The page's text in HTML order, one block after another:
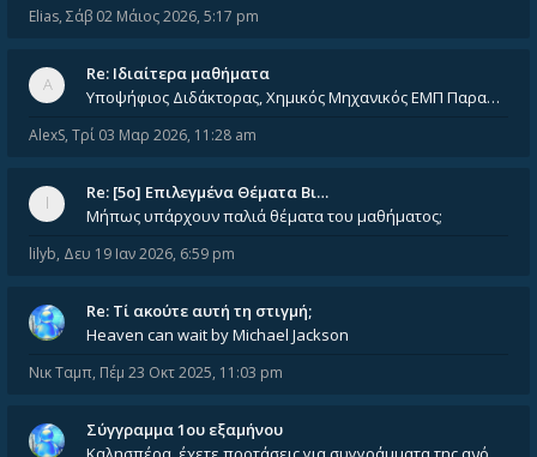
Elias, Σάβ 02 Μάιος 2026, 5:17 pm
Re: Ιδιαίτερα μαθήματα
Υποψήφιος Διδάκτορας, Χημικός Μηχανικός ΕΜΠ Παραδίδω ιδιαίτερα μαθήματα μέσης και ανώτατης εκπαίδευσης σε θετικές και τε
AlexS, Τρί 03 Μαρ 2026, 11:28 am
Re: [5ο] Επιλεγμένα Θέματα Βι…
Μήπως υπάρχουν παλιά θέματα του μαθήματος;
lilyb, Δευ 19 Ιαν 2026, 6:59 pm
Re: Tί ακούτε αυτή τη στιγμή;
Heaven can wait by Michael Jackson
Νικ Ταμπ, Πέμ 23 Οκτ 2025, 11:03 pm
Σύγγραμμα 1ου εξαμήνου